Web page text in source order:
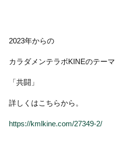
2023年からの
カラダメンテラボKINEのテーマ
「共闘」
詳しくはこちらから。
https://kmlkine.com/27349-2/